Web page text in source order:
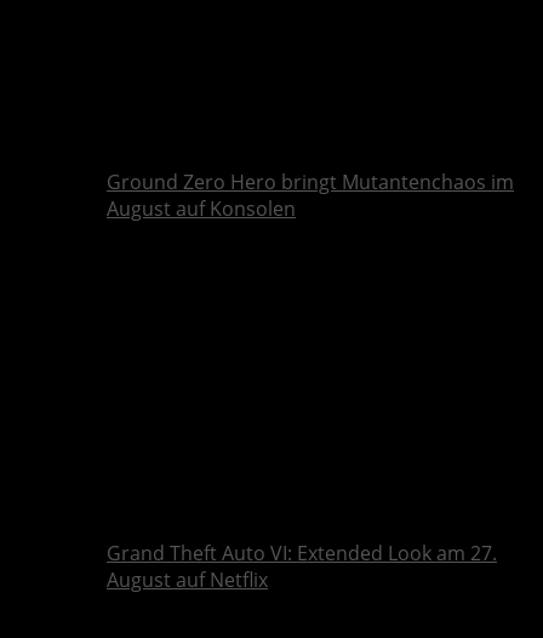
Ground Zero Hero bringt Mutantenchaos im
August auf Konsolen
Grand Theft Auto VI: Extended Look am 27.
August auf Netflix